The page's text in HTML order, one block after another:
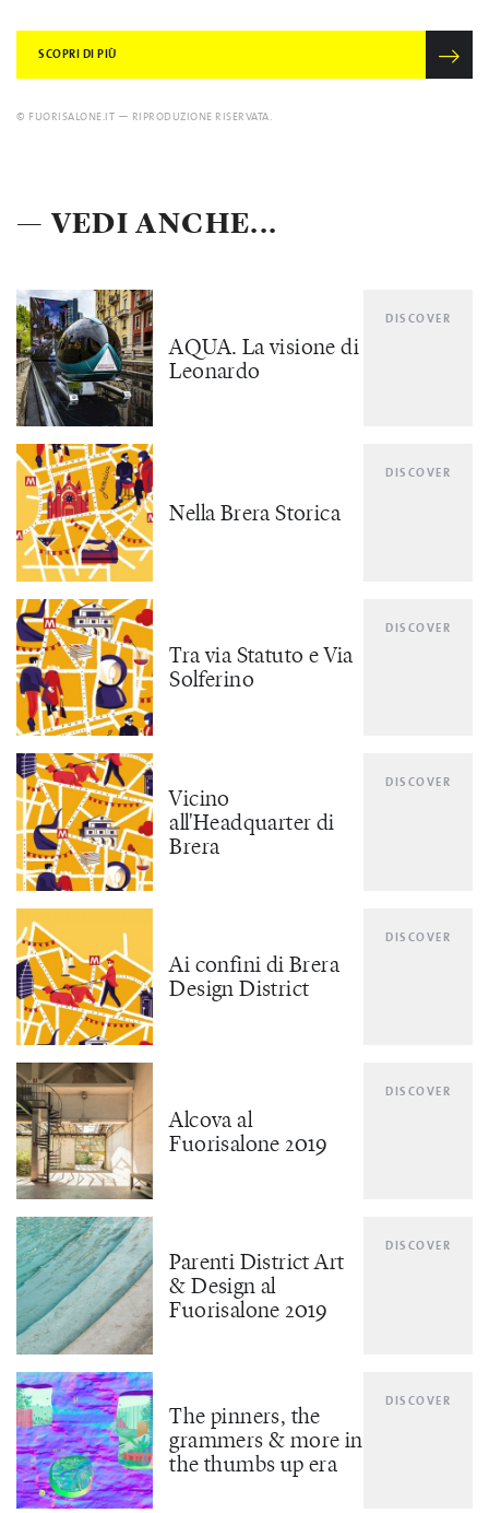
SCOPRI DI PIÙ
© FUORISALONE.IT — RIPRODUZIONE RISERVATA.
— VEDI ANCHE...
AQUA. La visione di
Leonardo
DISCOVER
Nella Brera Storica
DISCOVER
Tra via Statuto e Via
Solferino
DISCOVER
Vicino
all'Headquarter di
Brera
DISCOVER
Ai confini di Brera
Design District
DISCOVER
Alcova al
Fuorisalone 2019
DISCOVER
Parenti District Art
& Design al
Fuorisalone 2019
DISCOVER
The pinners, the
grammers & more in
the thumbs up era
DISCOVER